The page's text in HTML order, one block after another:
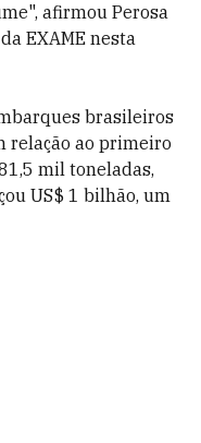
afirmou Perosa
da EXAME nesta
brasileiros
relação ao primeiro
mil toneladas,
US$ 1 bilhão, um